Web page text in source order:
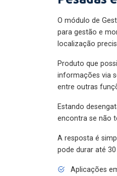
O módulo de
para gestão e
localização
Produto que
informações via
entre outras
Estando
encontra se não
A resposta é
pode durar até
Aplicações